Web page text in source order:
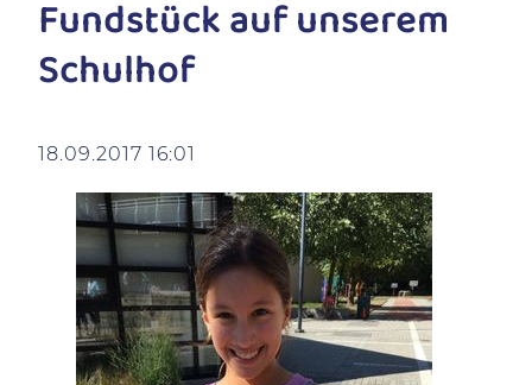
Fundstück auf unserem
Schulhof
18.09.2017 16:01